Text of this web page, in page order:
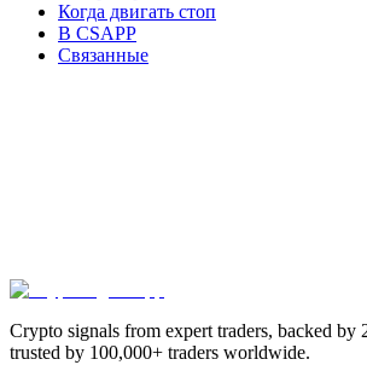
Когда двигать стоп
В CSAPP
Связанные
Crypto signals from expert traders, backed
trusted by 100,000+ traders worldwide.